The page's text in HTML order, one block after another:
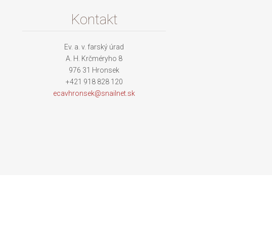
Kontakt
Ev. a. v. farský úrad
A. H. Krčméryho 8
976 31 Hronsek
+421 918 828 120
ecavhronsek@snai lnet.sk